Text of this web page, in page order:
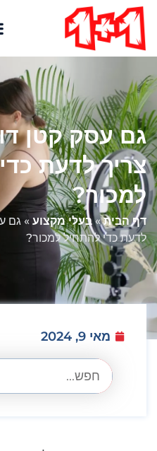
גם עסק קטן
צריך לדעת
למכור?
דף הבית»בעלי מקצוע» גם
לדעת כדי להתחיל למכור?
מאי 9, 2024